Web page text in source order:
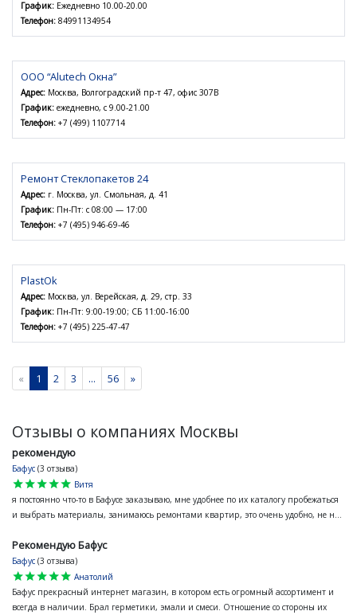
График: Ежедневно 10.00-20.00
Телефон: 84991134954
ООО “Alutech Окна”
Адрес: Москва, Волгоградский пр-т 47, офис 307В
График: ежедневно, с 9.00-21.00
Телефон: +7 (499) 1107714
Ремонт Стеклопакетов 24
Адрес: г. Москва, ул. Смольная, д. 41
График: Пн-Пт: с 08:00 — 17:00
Телефон: +7 (495) 946-69-46
PlastOk
Адрес: Москва, ул. Верейская, д. 29, стр. 33
График: Пн-Пт: 9:00-19:00; СБ 11:00-16:00
Телефон: +7 (495) 225-47-47
« 1 2 3 ... 56 »
Отзывы о компаниях Москвы
рекомендую
Бафус (3 отзыва)
star
star
star
star
star
Витя
я постоянно что-то в Бафусе заказываю, мне удобнее по их каталогу пробежаться
и выбрать материалы, занимаюсь ремонтами квартир, это очень удобно, не н...
Рекомендую Бафус
Бафус (3 отзыва)
star
star
star
star
star
Анатолий
Бафус прекрасный интернет магазин, в котором есть огромный ассортимент и
всегда в наличии. Брал герметики, эмали и смеси. Отношение со стороны их